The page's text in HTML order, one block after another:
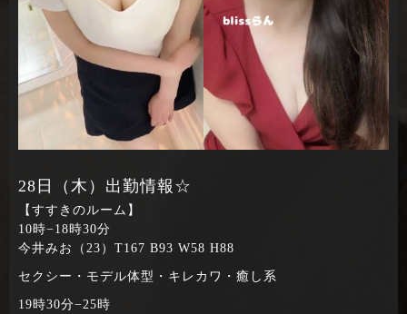
28日（木）出勤情報☆
【すすきのルーム】
10時−18時30分
今井みお（23）T167 B93 W58 H88
セクシー・モデル体型・キレカワ・癒し系
19時30分−25時